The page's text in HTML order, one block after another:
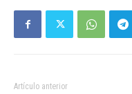
Artículo anterior